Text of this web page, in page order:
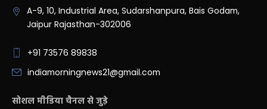
A-9, 10, Industrial Area, Sudarshanpura, Bais Godam,
Jaipur Rajasthan-302006
+91 73576 89838
indiamorningnews21@gmail.com
सोशल मीडिया चैनल से जुड़े